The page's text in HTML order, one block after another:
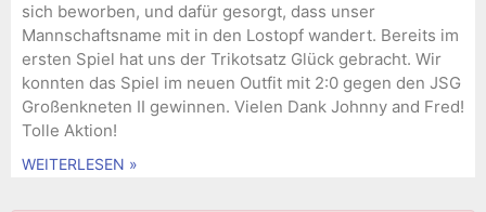
sich beworben, und dafür gesorgt, dass unser
Mannschaftsname mit in den Lostopf wandert. Bereits im
ersten Spiel hat uns der Trikotsatz Glück gebracht. Wir
konnten das Spiel im neuen Outfit mit 2:0 gegen den JSG
Großenkneten II gewinnen. Vielen Dank Johnny and Fred!
Tolle Aktion!
WEITERLESEN »